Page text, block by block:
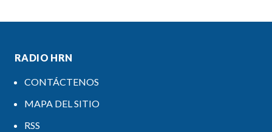
RADIO HRN
CONTÁCTENOS
MAPA DEL SITIO
RSS